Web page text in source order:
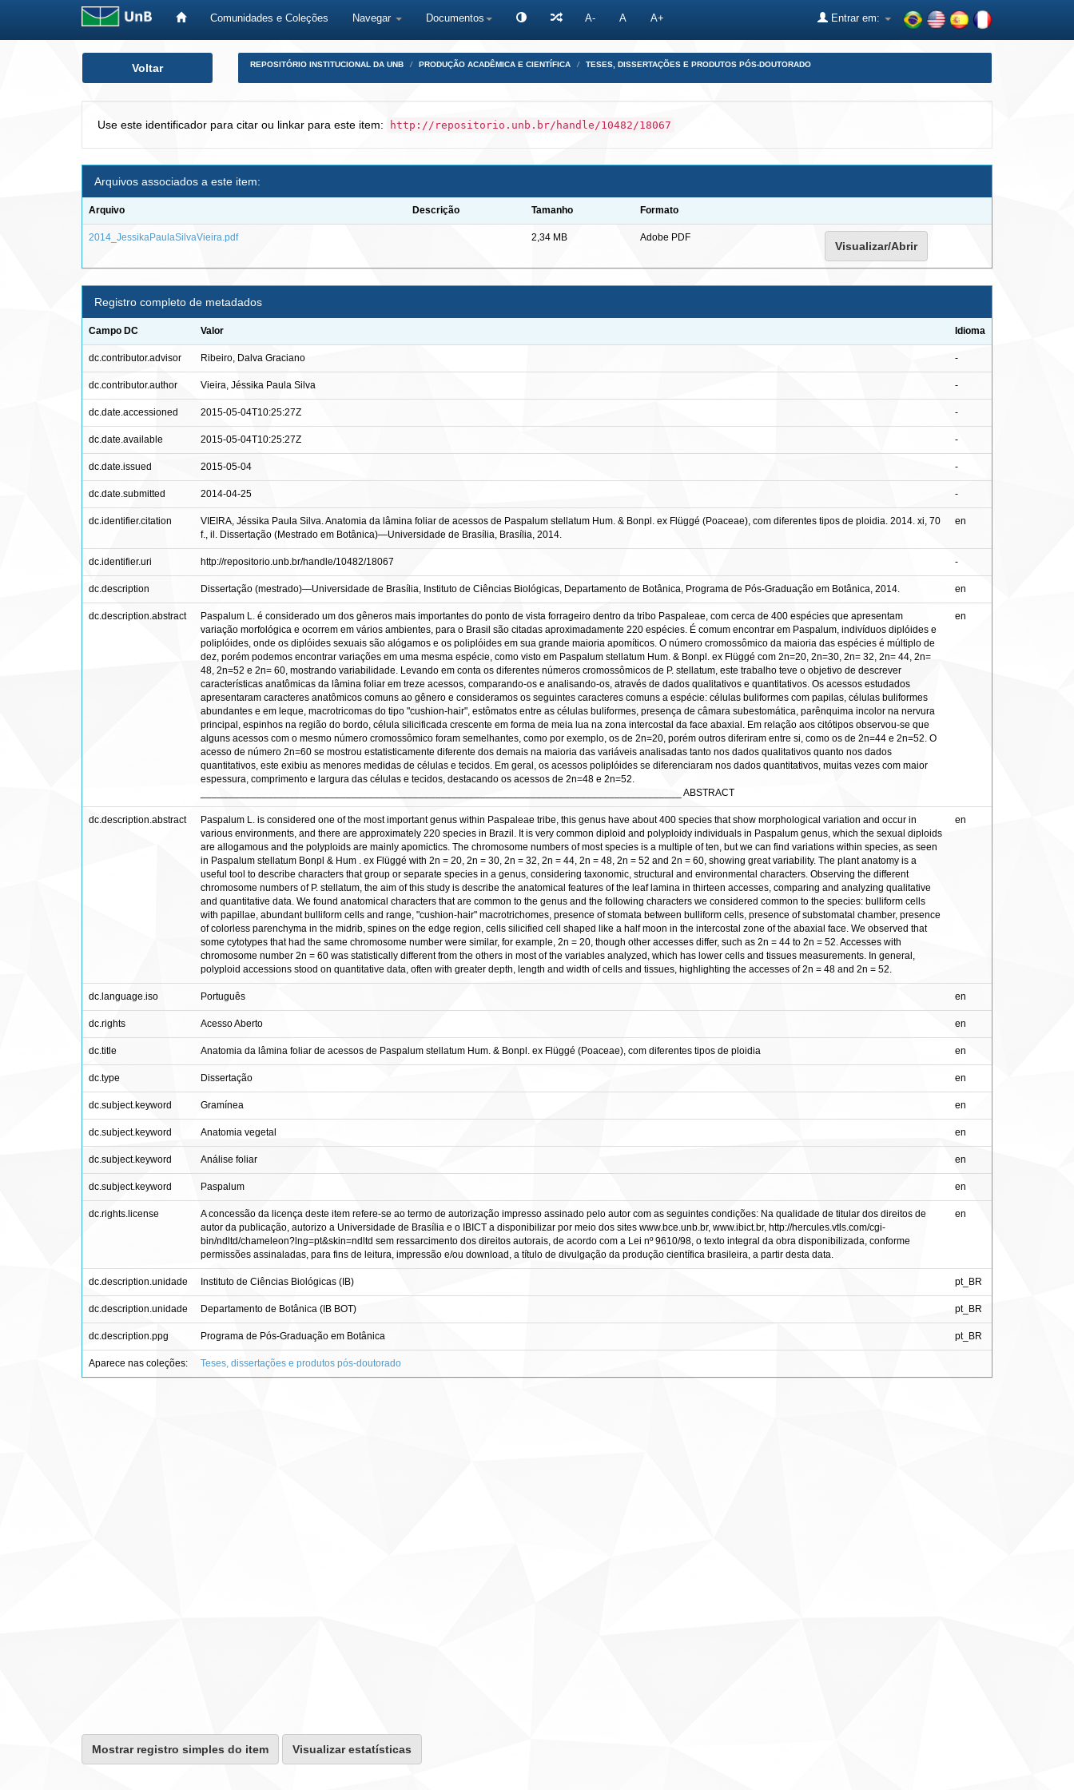
Comunidades e Coleções Navegar Documentos A- A A+ Entrar em:
Voltar REPOSITÓRIO INSTITUCIONAL DA UNB PRODUÇÃO ACADÊMICA E CIENTÍFICA TESES, DISSERTAÇÕES E PRODUTOS PÓS-DOUTORADO
Use este identificador para citar ou linkar para este item: http://repositorio.unb.br/handle/10482/18067
Arquivos associados a este item:
Arquivo Descrição Tamanho Formato
2014_JessikaPaulaSilvaVieira.pdf 2,34 MB Adobe PDF
Visualizar/Abrir
Registro completo de metadados
Campo DC Valor Idioma
dc.contributor.advisor Ribeiro, Dalva Graciano -
dc.contributor.author Vieira, Jéssika Paula Silva -
dc.date.accessioned 2015-05-04T10:25:27Z -
dc.date.available 2015-05-04T10:25:27Z -
dc.date.issued 2015-05-04 -
dc.date.submitted 2014-04-25 -
dc.identifier.citation
VIEIRA, Jéssika Paula Silva. Anatomia da lâmina foliar de acessos de Paspalum stellatum Hum. & Bonpl. ex Flüggé (Poaceae), com diferentes tipos de ploidia. 2014. xi, 70
f., il. Dissertação (Mestrado em Botânica)—Universidade de Brasília, Brasília, 2014.
en
dc.identifier.uri http://repositorio.unb.br/handle/10482/18067 -
dc.description Dissertação (mestrado)—Universidade de Brasília, Instituto de Ciências Biológicas, Departamento de Botânica, Programa de Pós-Graduação em Botânica, 2014. en
dc.description.abstract
Paspalum L. é considerado um dos gêneros mais importantes do ponto de vista forrageiro dentro da tribo Paspaleae, com cerca de 400 espécies que apresentam
variação morfológica e ocorrem em vários ambientes, para o Brasil são citadas aproximadamente 220 espécies. É comum encontrar em Paspalum, indivíduos diplóides e
poliplóides, onde os diplóides sexuais são alógamos e os poliplóides em sua grande maioria apomíticos. O número cromossômico da maioria das espécies é múltiplo de
dez, porém podemos encontrar variações em uma mesma espécie, como visto em Paspalum stellatum Hum. & Bonpl. ex Flüggé com 2n=20, 2n=30, 2n= 32, 2n= 44, 2n=
48, 2n=52 e 2n= 60, mostrando variabilidade. Levando em conta os diferentes números cromossômicos de P. stellatum, este trabalho teve o objetivo de descrever
características anatômicas da lâmina foliar em treze acessos, comparando-os e analisando-os, através de dados qualitativos e quantitativos. Os acessos estudados
apresentaram caracteres anatômicos comuns ao gênero e consideramos os seguintes caracteres comuns a espécie: células buliformes com papilas, células buliformes
abundantes e em leque, macrotricomas do tipo "cushion-hair", estômatos entre as células buliformes, presença de câmara subestomática, parênquima incolor na nervura
principal, espinhos na região do bordo, célula silicificada crescente em forma de meia lua na zona intercostal da face abaxial. Em relação aos citótipos observou-se que
alguns acessos com o mesmo número cromossômico foram semelhantes, como por exemplo, os de 2n=20, porém outros diferiram entre si, como os de 2n=44 e 2n=52. O
acesso de número 2n=60 se mostrou estatisticamente diferente dos demais na maioria das variáveis analisadas tanto nos dados qualitativos quanto nos dados
quantitativos, este exibiu as menores medidas de células e tecidos. Em geral, os acessos poliplóides se diferenciaram nos dados quantitativos, muitas vezes com maior
espessura, comprimento e largura das células e tecidos, destacando os acessos de 2n=48 e 2n=52.
______________________________________________________________________________________ ABSTRACT
en
dc.description.abstract
Paspalum L. is considered one of the most important genus within Paspaleae tribe, this genus have about 400 species that show morphological variation and occur in
various environments, and there are approximately 220 species in Brazil. It is very common diploid and polyploidy individuals in Paspalum genus, which the sexual diploids
are allogamous and the polyploids are mainly apomictics. The chromosome numbers of most species is a multiple of ten, but we can find variations within species, as seen
in Paspalum stellatum Bonpl & Hum . ex Flüggé with 2n = 20, 2n = 30, 2n = 32, 2n = 44, 2n = 48, 2n = 52 and 2n = 60, showing great variability. The plant anatomy is a
useful tool to describe characters that group or separate species in a genus, considering taxonomic, structural and environmental characters. Observing the different
chromosome numbers of P. stellatum, the aim of this study is describe the anatomical features of the leaf lamina in thirteen accesses, comparing and analyzing qualitative
and quantitative data. We found anatomical characters that are common to the genus and the following characters we considered common to the species: bulliform cells
with papillae, abundant bulliform cells and range, "cushion-hair" macrotrichomes, presence of stomata between bulliform cells, presence of substomatal chamber, presence
of colorless parenchyma in the midrib, spines on the edge region, cells silicified cell shaped like a half moon in the intercostal zone of the abaxial face. We observed that
some cytotypes that had the same chromosome number were similar, for example, 2n = 20, though other accesses differ, such as 2n = 44 to 2n = 52. Accesses with
chromosome number 2n = 60 was statistically different from the others in most of the variables analyzed, which has lower cells and tissues measurements. In general,
polyploid accessions stood on quantitative data, often with greater depth, length and width of cells and tissues, highlighting the accesses of 2n = 48 and 2n = 52.
en
dc.language.iso Português en
dc.rights Acesso Aberto en
dc.title Anatomia da lâmina foliar de acessos de Paspalum stellatum Hum. & Bonpl. ex Flüggé (Poaceae), com diferentes tipos de ploidia en
dc.type Dissertação en
dc.subject.keyword Gramínea en
dc.subject.keyword Anatomia vegetal en
dc.subject.keyword Análise foliar en
dc.subject.keyword Paspalum en
dc.rights.license
A concessão da licença deste item refere-se ao termo de autorização impresso assinado pelo autor com as seguintes condições: Na qualidade de titular dos direitos de
autor da publicação, autorizo a Universidade de Brasília e o IBICT a disponibilizar por meio dos sites www.bce.unb.br, www.ibict.br, http://hercules.vtls.com/cgi-
bin/ndltd/chameleon?lng=pt&skin=ndltd sem ressarcimento dos direitos autorais, de acordo com a Lei nº 9610/98, o texto integral da obra disponibilizada, conforme
permissões assinaladas, para fins de leitura, impressão e/ou download, a título de divulgação da produção científica brasileira, a partir desta data.
en
dc.description.unidade Instituto de Ciências Biológicas (IB) pt_BR
dc.description.unidade Departamento de Botânica (IB BOT) pt_BR
dc.description.ppg Programa de Pós-Graduação em Botânica pt_BR
Aparece nas coleções: Teses, dissertações e produtos pós-doutorado
Mostrar registro simples do item Visualizar estatísticas